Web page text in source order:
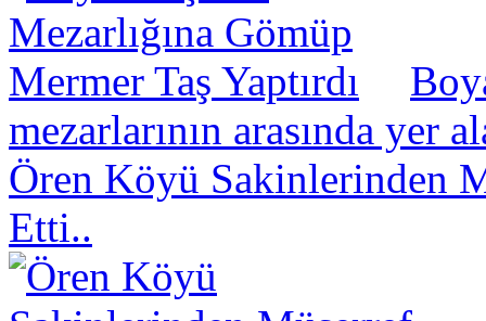
mezarlarının arasında yer
Ören Köyü Sakinlerinden
Etti..